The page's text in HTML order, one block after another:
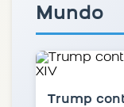
Mundo
Trump